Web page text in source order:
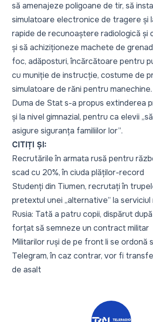
să amenajeze poligoane de tir, să
simulatoare electronice de tragere și
rapide de recunoaștere radiologică și
și să achiziționeze machete de
foc, adăposturi, încărcătoare pentru
cu muniție de instrucție, costume de
simulatoare de răni pentru
Duma de Stat s-a propus extinderea
și la nivel gimnazial, pentru ca elevii
asigure siguranța familiilor lor”.
CITIȚI ȘI:
Recrutările în armata rusă pentru
scad cu 20%, în ciuda plăților-record
Studenți din Tiumen, recrutați în
pretextul unei „alternative” la serviciul
Rusia: Tată a patru copii, dispărut
forțat să semneze un contract militar
Militarilor ruși de pe front li se ordonă
Telegram, în caz contrar, vor fi
de asalt